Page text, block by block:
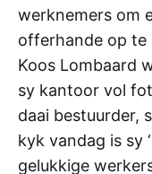
werknemers om
offerhande op te
Koos Lombaard
sy kantoor vol
daai bestuurder,
kyk vandag is sy
gelukkige